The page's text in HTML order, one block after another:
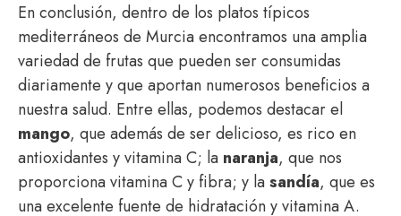
En conclusión, dentro de los platos típicos
mediterráneos de Murcia encontramos una amplia
variedad de frutas que pueden ser consumidas
diariamente y que aportan numerosos beneficios a
nuestra salud. Entre ellas, podemos destacar el
mango, que además de ser delicioso, es rico en
antioxidantes y vitamina C; la naranja, que nos
proporciona vitamina C y fibra; y lasandía, que es
una excelente fuente de hidratación y vitamina A.